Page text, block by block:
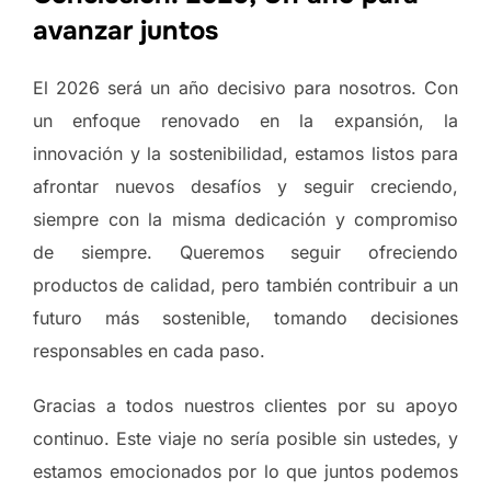
avanzar juntos
El 2026 será un año decisivo para nosotros. Con
un enfoque renovado en la expansión, la
innovación y la sostenibilidad, estamos listos para
afrontar nuevos desafíos y seguir creciendo,
siempre con la misma dedicación y compromiso
de siempre. Queremos seguir ofreciendo
productos de calidad, pero también contribuir a un
futuro más sostenible, tomando decisiones
responsables en cada paso.
Gracias a todos nuestros clientes por su apoyo
continuo. Este viaje no sería posible sin ustedes, y
estamos emocionados por lo que juntos podemos